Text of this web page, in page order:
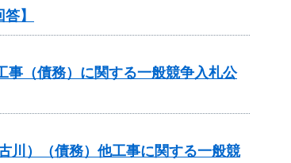
】
（債務）に関する一般競争入札公
）（債務）他工事に関する一般競